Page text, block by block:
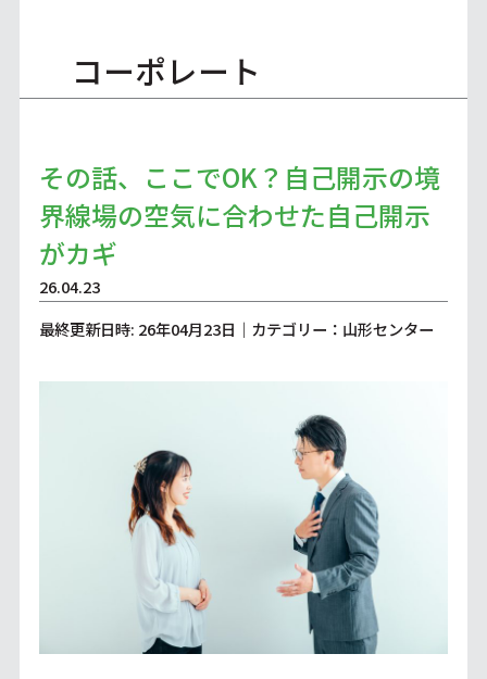
コーポレート
その話、ここでOK？自己開示の境
界線場の空気に合わせた自己開示
がカギ
26.04.23
最終更新日時: 26年04月23日｜カテゴリー：山形センター